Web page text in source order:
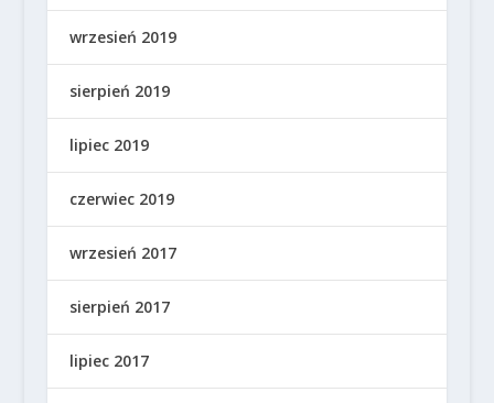
wrzesień 2019
sierpień 2019
lipiec 2019
czerwiec 2019
wrzesień 2017
sierpień 2017
lipiec 2017